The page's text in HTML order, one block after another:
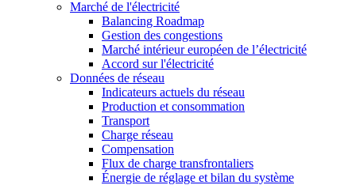
Marché de l'électricité
Balancing Roadmap
Gestion des congestions
Marché intérieur européen de l’électricité
Accord sur l'électricité
Données de réseau
Indicateurs actuels du réseau
Production et consommation
Transport
Charge réseau
Compensation
Flux de charge transfrontaliers
Énergie de réglage et bilan du système